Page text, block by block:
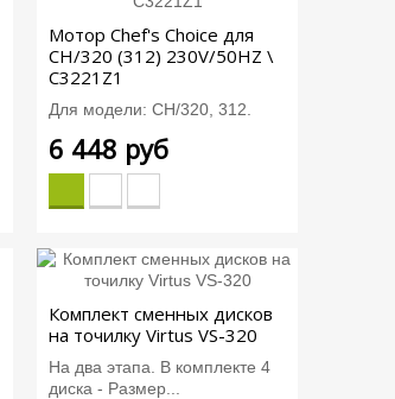
Мотор Chef's Choice для
CH/320 (312) 230V/50HZ \
C3221Z1
Для модели: CH/320, 312.
6 448 руб
Комплект сменных дисков
на точилку Virtus VS-320
На два этапа. В комплекте 4
диска - Размер...